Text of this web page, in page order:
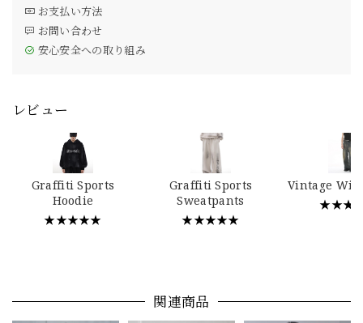
お支払い方法
お問い合わせ
安心安全への取り組み
レビュー
Graffiti Sports
Hoodie
★★★★★
Graffiti Sports
Sweatpants
★★★★★
Vintage
関連商品